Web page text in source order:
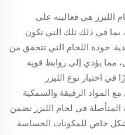
الليزر هي فعاليته على
بما في ذلك تلك التي تكون
جودة اللحام التي تتحقق من
مما يؤدي إلى روابط قوية
اختيار نوع الليزر
المواد الرقيقة والسمكية
المتأصلة في لحام الليزر تضمن
خاص للمكونات الحساسة